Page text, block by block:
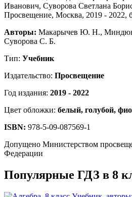
Авторы: Макарычев Ю. Н.,
Суворова С. Б.
Тип: Учебник
Издательство: Просвещение
Год издания: 2019 - 2022
Цвет обложки: белый, голубой,
ISBN: 978-5-09-087569-1
Допущено Министерством
Федерации
Популярные ГДЗ в 8